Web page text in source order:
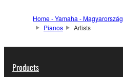
Home - Yamaha - Magyarország
Pianos
Artists
Products